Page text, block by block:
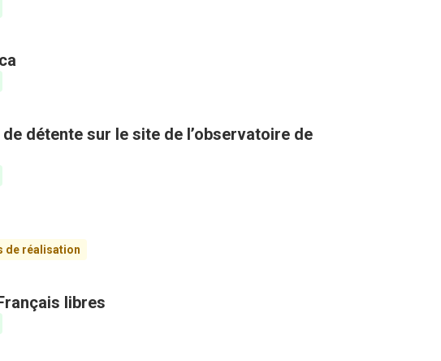
détente sur le site de l’observatoire de
de réalisation
libres